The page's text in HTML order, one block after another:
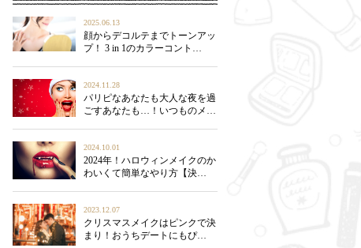
2025.06.13
顔からデコルテまでトーンアッ
プ！ 3 in 1のカラーコント…
2024.11.28
パリピなあなたも大人な夜を過
ごすあなたも…！いつものメ…
2024.10.01
2024年！ハロウィンメイクのか
わいくて簡単なやり方【決…
2023.12.07
クリスマスメイクはピンクで決
まり！おうちデートにもぴ…